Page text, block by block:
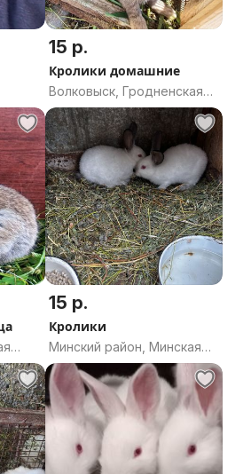
15 р.
Кролики домашние
Волковыск, Гродненская
область
15 р.
Кролики
Минский район, Минская
область